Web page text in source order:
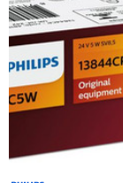
TB740 12V